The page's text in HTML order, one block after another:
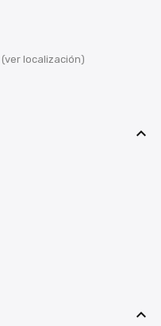
(ver localización)

